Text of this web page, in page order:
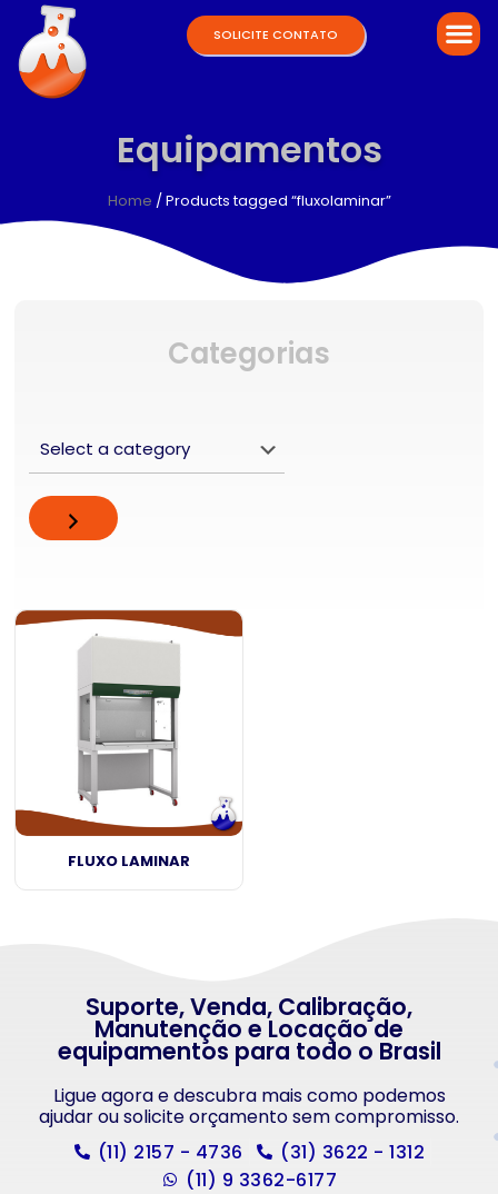
SOLICITE CONTATO
Equipamentos
Home / Products tagged “fluxolaminar”
Categorias
FLUXO LAMINAR
Suporte, Venda, Calibração,
Manutenção e Locação de
equipamentos para todo o Brasil
Ligue agora e descubra mais como podemos
ajudar ou solicite orçamento sem compromisso.
(11) 2157 - 4736
(31) 3622 - 1312
(11) 9 3362-6177